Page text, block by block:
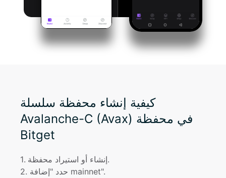
كيفية إنشاء محفظة سلسلة
Avalanche-C (Avax) في محفظة
Bitget
1.
إنشاء أو استيراد محفظة.
2.
حدد "إضافة mainnet".